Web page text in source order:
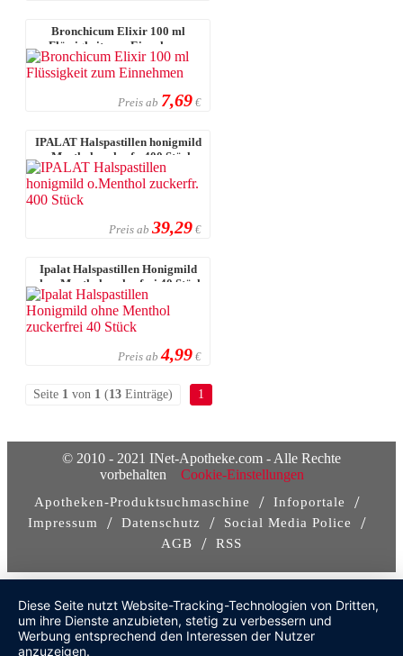
Bronchicum Elixir 100 ml
Flüssigkeit zum Einnehmen
Preis ab 7,69 €
IPALAT Halspastillen honigmild
o.Menthol zuckerfr. 400 Stück
Preis ab 39,29 €
Ipalat Halspastillen Honigmild
ohne Menthol zuckerfrei 40 Stück
Preis ab 4,99 €
Seite 1 von 1 (13 Einträge) 1
© 2010 - 2021 INet-Apotheke.com - Alle Rechte
vorbehalten Cookie-Einstellungen
Apotheken-Produktsuchmaschine / Infoportale /
Impressum / Datenschutz / Social Media Police /
AGB / RSS
Diese Seite nutzt Website-Tracking-Technologien von Dritten,
um ihre Dienste anzubieten, stetig zu verbessern und
Werbung entsprechend den Interessen der Nutzer
anzuzeigen.